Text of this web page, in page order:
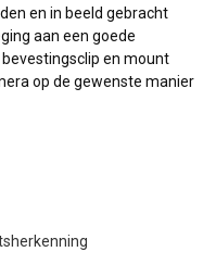
en in beeld gebracht
aan een goede
en mount
op de gewenste manier